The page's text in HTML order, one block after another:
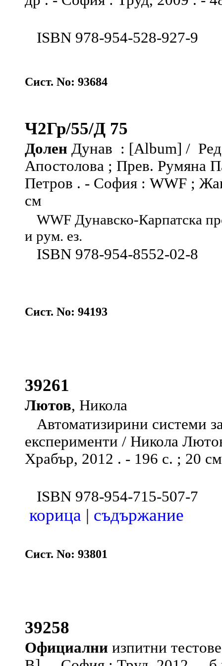
ISBN 978-954-528-927-9
Сист. No: 93684
Ч2Гр/55/Д 75
Долен Дунав : [Album] /
Апостолова ; Прев. Румяна
Петров . - София : WWF ;
см
WWF Дунавско-Карпатска
и рум. ез.
ISBN 978-954-8552-02-8
Сист. No: 94193
39261
Лютов, Никола
Автоматизирини системи
експерименти / Никола
Храбър, 2012 . - 196 с. ; 20 см
ISBN 978-954-715-507-7
корица | съдържание
Сист. No: 93801
39258
Официални изпитни